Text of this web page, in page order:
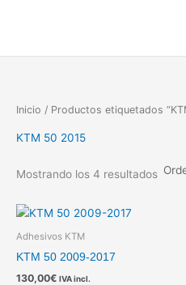
Inicio / Productos etiquetados
KTM 50 2015
Mostrando los 4 resultados
Adhesivos KTM
KTM 50 2009-2017
130,00€ IVA incl.